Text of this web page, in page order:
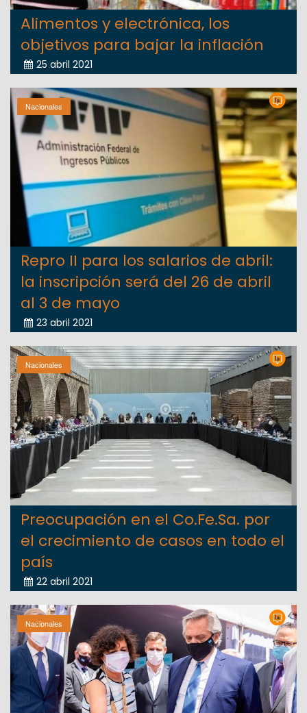
Alimentos y electrónica, los
objetivos para bajar la inflación
25 abril 2021
Nacionales
Repro II para los salarios de abril:
la inscripción será del 26 de abril
al 3 de mayo
23 abril 2021
Nacionales
Preocupación en el Co.Fe.Sa. por
el crecimiento de casos en todo el
país
22 abril 2021
Nacionales